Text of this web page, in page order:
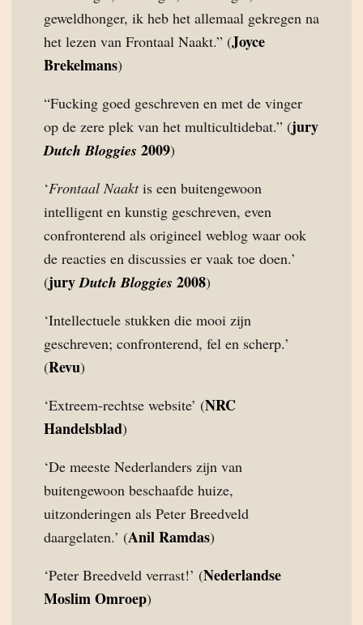
geweldhonger, ik heb het allemaal gekregen na
het lezen van Frontaal Naakt.” (Joyce
Brekelmans)
“Fucking goed geschreven en met de vinger
op de zere plek van het multicultidebat.” (jury
Dutch Bloggies 2009)
‘Frontaal Naaktis een buitengewoon
intelligent en kunstig geschreven, even
confronterend als origineel weblog waar ook
de reacties en discussies er vaak toe doen.’
(juryDutch Bloggies 2008)
‘Intellectuele stukken die mooi zijn
geschreven; confronterend, fel en scherp.’
(Revu)
‘Extreem-rechtse website’ (NRC
Handelsblad)
‘De meeste Nederlanders zijn van
buitengewoon beschaafde huize,
uitzonderingen als Peter Breedveld
daargelaten.’ (Anil Ramdas)
‘Peter Breedveld verrast!’ (Nederlandse
Moslim Omroep)